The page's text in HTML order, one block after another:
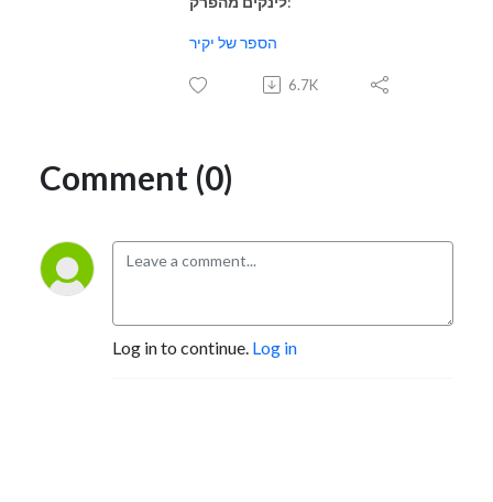
הספר של יקיר
6.7K
Comment (0)
Log in to continue. Log in